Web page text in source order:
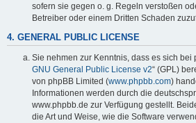
sofern sie gegen o. g. Regeln verstoßen
Betreiber oder einem Dritten Schaden
4. GENERAL PUBLIC LICENSE
Sie nehmen zur Kenntnis, dass es sich bei
GNU General Public License v2“ (GPL)
von phpBB Limited (www.phpbb.com)
Informationen werden durch die
www.phpbb.de zur Verfügung gestellt.
die Art und Weise, wie die Software